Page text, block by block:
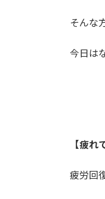
そんな
今日は
【疲れ
疲労回